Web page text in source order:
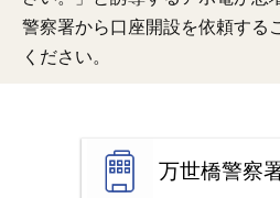
警察署から口座開設を依頼する
ください。
万世橋警察